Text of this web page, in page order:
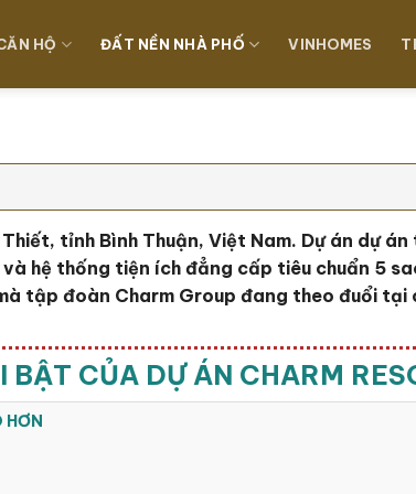
HỘ ĐẤT NỀN NHÀ PHỐ VINHOMES
tỉnh Bình Thuận, Việt Nam. Dự án dự
hệ thống tiện ích đẳng cấp tiêu chuẩn 5
tập đoàn Charm Group đang theo đuổi
BẬT CỦA DỰ ÁN CHARM
HƠN